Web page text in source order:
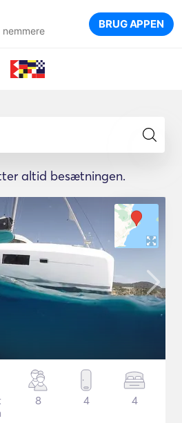
BRUG APPEN
altid besætningen.
8 4 4